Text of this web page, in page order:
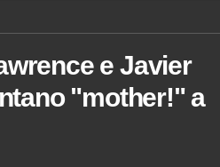
e Javier
"mother!" a